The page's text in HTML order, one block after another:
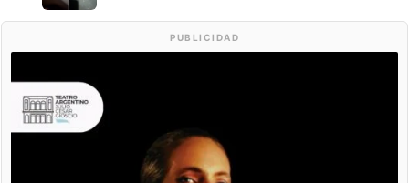
PUBLICIDAD